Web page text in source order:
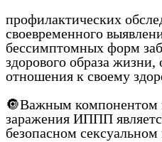
профилактических
своевременного
бессимптомных форм
здорового образа жизни,
отношения к своему
🔘Важным компонентом
заражения ИППП
безопасном